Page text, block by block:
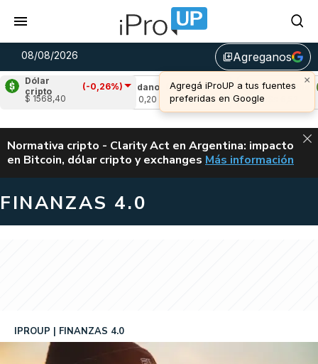
08/08/2026 library_addAgreganos
×
Agregá iProUP a tus fuentes
preferidas en Google
Dólar
cripto
(-0,26%)
$ 1568,40
Cardano (-1,43%)
Avalanche
u$s 6,52
ALERTA
Normativa cripto - Clarity Act en Argentina: impacto
en Bitcoin, dólar cripto y exchanges CLARITY ACT EN
Más información
FINANZAS 4.0
IPROUP FINANZAS 4.0